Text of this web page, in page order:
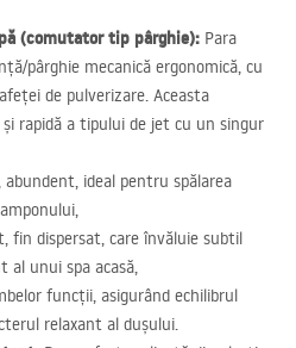
(comutator tip pârghie): Para
pârghie mecanică ergonomică, cu
de pulverizare. Aceasta
rapidă a tipului de jet cu un singur
abundent, ideal pentru spălarea
fin dispersat, care învăluie subtil
al unui spa acasă,
funcții, asigurând echilibrul
relaxant al dușului.